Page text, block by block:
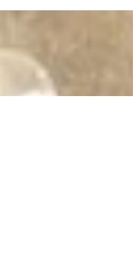
för skolmåltider.
betydligt mindre rött